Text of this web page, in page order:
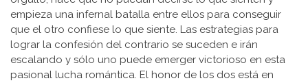
empieza una infernal batalla entre ellos para conseguir
que el otro confiese lo que siente. Las estrategias para
lograr la confesión del contrario se suceden e irán
escalando y sólo uno puede emerger victorioso en esta
pasional lucha romántica. El honor de los dos está en